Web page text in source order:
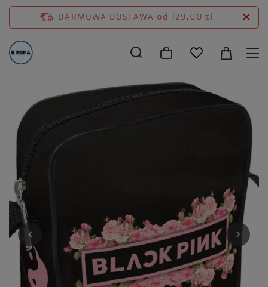
DARMOWA DOSTAWA od 129,00 zł